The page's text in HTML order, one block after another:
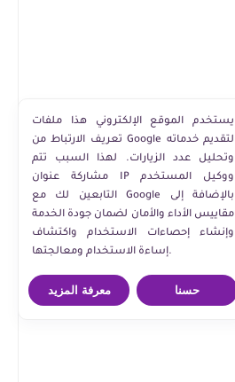
يستخدم الموقع الإلكتروني هذا ملفات
تعريف الارتباط من Google لتقديم خدماته
وتحليل عدد الزيارات. لهذا السبب تتم
مشاركة عنوان IP ووكيل المستخدم
التابعين لك مع Google بالإضافة إلى
مقاييس الأداء والأمان لضمان جودة الخدمة
وإنشاء إحصاءات الاستخدام واكتشاف
إساءة الاستخدام ومعالجتها.
معرفة المزيد حسنا